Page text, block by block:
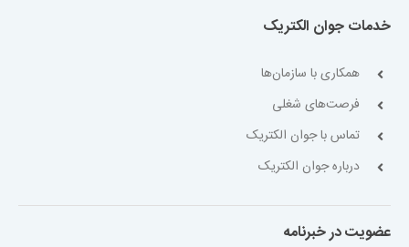
خدمات جوان الکتریک
همکاری با سازمان‌ها
فرصت‌های شغلی
تماس با جوان الکتریک
درباره جوان الکتریک
عضویت در خبرنامه